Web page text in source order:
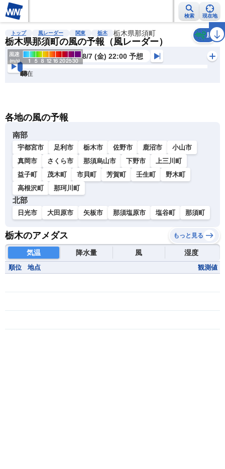
検索 現在地
雨雲レーダー 台風情報 地震情報 警報・注意報 2週間天気 ラ
トップ 風レーダー 関東 栃木 栃木県那須町
栃木県那須町の風の予報（風レーダー）
風
8/7 (金) 22:00 予想
現在
6h
12
24
36
48
60
72
各地の風の予報
南部
宇都宮市 足利市 栃木市 佐野市 鹿沼市
小山市
真岡市
さくら市 那須烏山市 下野市
上三川町
益子町
茂木町 市貝町 芳賀町 壬生町
野木町
高根沢町
那珂川町
北部
日光市 大田原市 矢板市 那須塩原市 塩谷町 那須町
栃木のアメダス もっと見る
気温 降水量 風 湿度
順位 地点 観測値